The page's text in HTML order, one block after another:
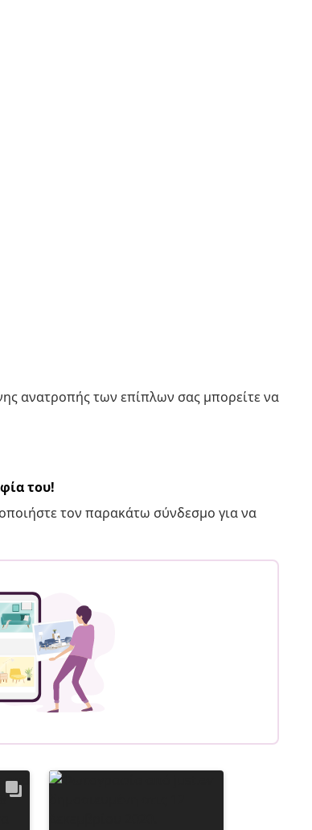
ανατροπής των επίπλων σας μπορείτε να
του!
τον παρακάτω σύνδεσμο για να